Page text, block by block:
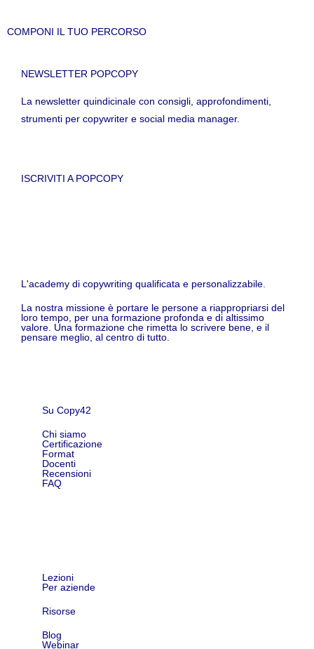
COMPONI IL TUO PERCORSO
NEWSLETTER POPCOPY
La newsletter quindicinale con consigli, approfondimenti,
strumenti per copywriter e social media manager.
ISCRIVITI A POPCOPY
L'academy di copywriting qualificata e personalizzabile.
La nostra missione è portare le persone a riappropriarsi del
loro tempo, per una formazione profonda e di altissimo
valore. Una formazione che rimetta lo scrivere bene, e il
pensare meglio, al centro di tutto.
Su Copy42
Chi siamo
Certificazione
Format
Docenti
Recensioni
FAQ
Lezioni
Per aziende
Risorse
Blog
Webinar